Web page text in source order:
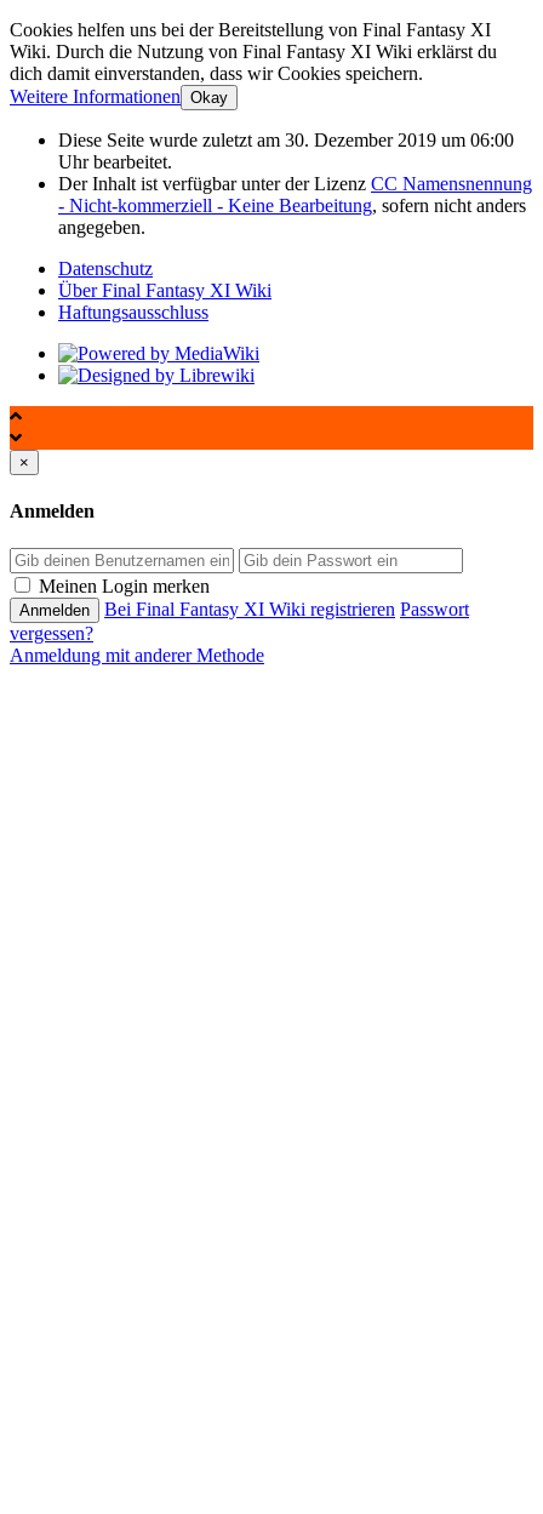
Cookies helfen uns bei der Bereitstellung von Final Fantasy XI
Wiki. Durch die Nutzung von Final Fantasy XI Wiki erklärst du
dich damit einverstanden, dass wir Cookies speichern.
Weitere Informationen Okay
Diese Seite wurde zuletzt am 30. Dezember 2019 um 06:00
Uhr bearbeitet.
Der Inhalt ist verfügbar unter der Lizenz CC Namensnennung
- Nicht-kommerziell - Keine Bearbeitung, sofern nicht anders
angegeben.
Datenschutz
Über Final Fantasy XI Wiki
Haftungsausschluss
×
Anmelden
Passwort
Meinen Login merken
Bei Final Fantasy XI Wiki registrieren Passwort
vergessen?
Anmeldung mit anderer Methode